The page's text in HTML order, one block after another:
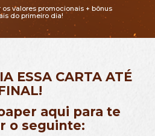
valores promocionais + bônus
do primeiro dia!
ESSA CARTA ATÉ
aqui para te
o seguinte: